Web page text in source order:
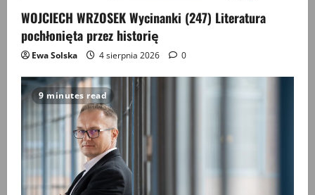
WOJCIECH WRZOSEK Wycinanki (247) Literatura
pochłonięta przez historię
Ewa Solska 4 sierpnia 2026 0
9 minutes read